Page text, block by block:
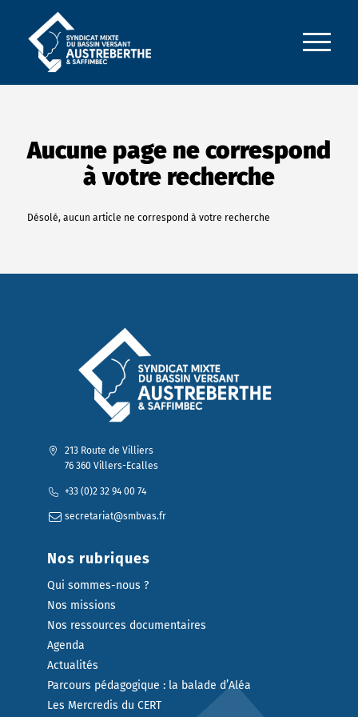
Aucune page ne correspond
à votre recherche
Désolé, aucun article ne correspond à votre recherche
213 Route de Villiers
76 360 Villers-Ecalles
+33 (0)2 32 94 00 74
secretariat@smbvas.fr
Nos rubriques
Qui sommes-nous ?
Nos missions
Nos ressources documentaires
Agenda
Actualités
Parcours pédagogique : la balade d’Aléa
Les Mercredis du CERT